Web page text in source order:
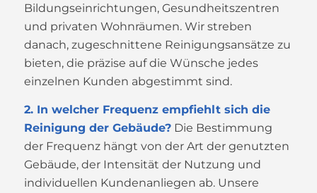
Bildungseinrichtungen, Gesundheitszentren
und privaten Wohnräumen. Wir streben
danach, zugeschnittene Reinigungsansätze zu
bieten, die präzise auf die Wünsche jedes
einzelnen Kunden abgestimmt sind.
2. In welcher Frequenz empfiehlt sich die
Reinigung der Gebäude?Die Bestimmung
der Frequenz hängt von der Art der genutzten
Gebäude, der Intensität der Nutzung und
individuellen Kundenanliegen ab. Unsere